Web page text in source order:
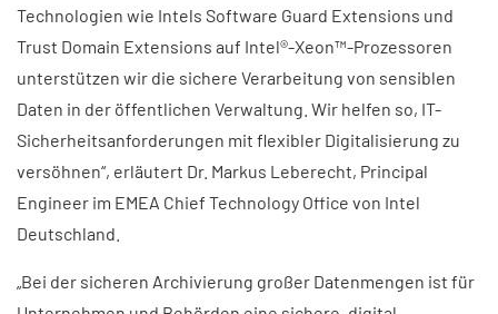
Technologien wie Intels Software Guard Extensions und
Trust Domain Extensions auf Intel®-Xeon™-Prozessoren
unterstützen wir die sichere Verarbeitung von sensiblen
Daten in der öffentlichen Verwaltung. Wir helfen so, IT-
Sicherheitsanforderungen mit flexibler Digitalisierung zu
versöhnen“, erläutert Dr. Markus Leberecht, Principal
Engineer im EMEA Chief Technology Office von Intel
Deutschland.
„Bei der sicheren Archivierung großer Datenmengen ist für